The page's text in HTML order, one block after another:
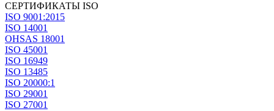
СЕРТИФИКАТЫ ISO
ISO 9001:2015
ISO 14001
OHSAS 18001
ISO 45001
ISO 16949
ISO 13485
ISO 20000:1
ISO 29001
ISO 27001